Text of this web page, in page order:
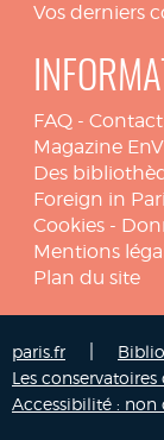
Vos derniers
FAQ - Contact
Magazine
Des
Foreign in
Cookies -
Mentions
Plan du site
paris.fr
Les
Accessibilité :